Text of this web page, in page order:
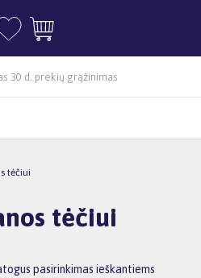
30 d. prekių grąžinimas
tėčiui
tėčiui
pasirinkimas ieškantiems